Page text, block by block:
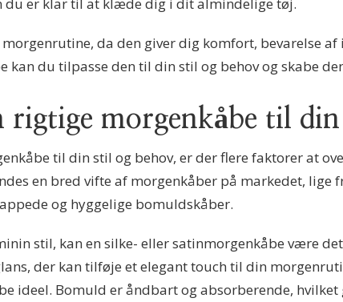
da den giver dig komfort, bevarelse
du tilpasse den til din stil og behov og skabe
rigtige morgenkåbe til
til din stil og behov, er der flere faktorer at
en bred vifte af morgenkåber på markedet, lige
og hyggelige bomuldskåber.
stil, kan en silke- eller satinmorgenkåbe være
der kan tilføje et elegant touch til din
ideel. Bomuld er åndbart og absorberende,